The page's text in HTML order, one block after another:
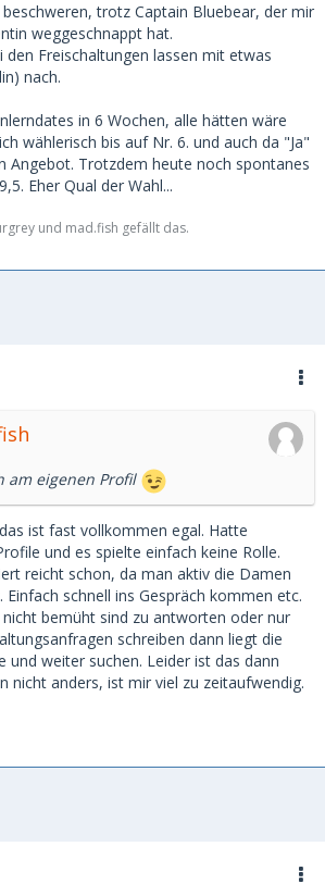
trotz Captain Bluebear, der mir
weggeschnappt hat.
den Freischaltungen lassen mit etwas
nach.
in 6 Wochen, alle hätten wäre
wählerisch bis auf Nr. 6. und auch da "Ja"
Angebot. Trotzdem heute noch spontanes
Eher Qual der Wahl...
und mad.fish gefällt das.
am eigenen Profil
ist fast vollkommen egal. Hatte
und es spielte einfach keine Rolle.
reicht schon, da man aktiv die Damen
schnell ins Gespräch kommen etc.
bemüht sind zu antworten oder nur
schreiben dann liegt die
und weiter suchen. Leider ist das dann
nicht anders, ist mir viel zu zeitaufwendig.